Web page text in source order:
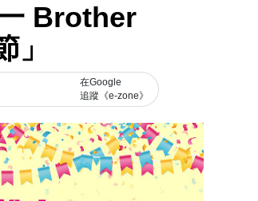
Brother
在Google
追蹤《e-zone》